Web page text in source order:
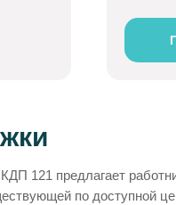
121 предлагает
по доступной